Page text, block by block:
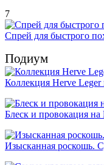
7
Спрей для быстрого
Подиум
Коллекция Herve Leger
Блеск и провокация
Изысканная роскошь.